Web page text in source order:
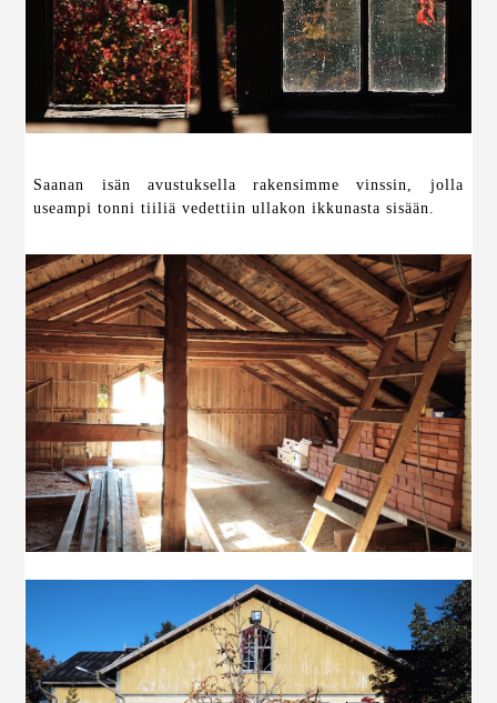
Saanan isän avustuksella rakensimme vinssin, jolla
useampi tonni tiiliä vedettiin ullakon ikkunasta sisään.